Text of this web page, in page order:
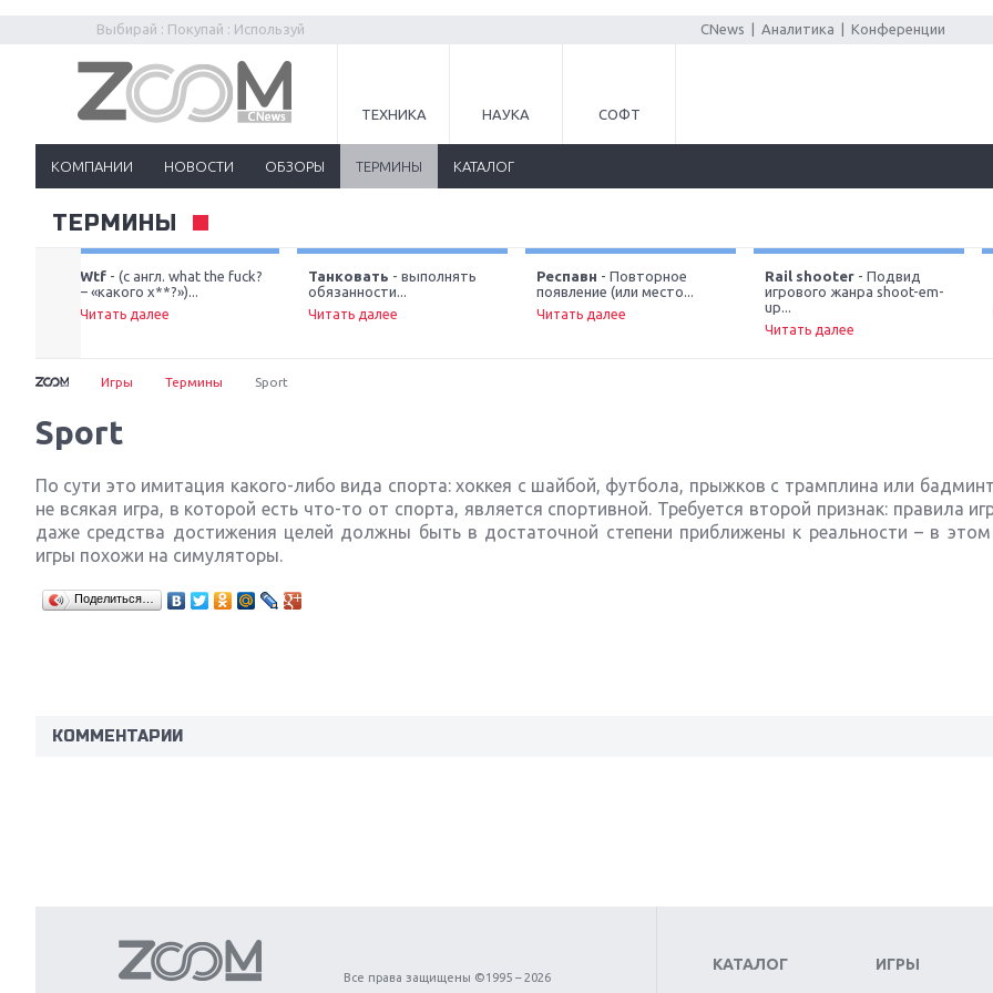
Выбирай : Покупай : Используй CNews Аналитика Конференции
ТЕХНИКА НАУКА СОФТ
КОМПАНИИ НОВОСТИ ОБЗОРЫ ТЕРМИНЫ КАТАЛОГ
ТЕРМИНЫ
Wtf - (c англ. what the fuck?
– «какого х**?»)...
Читать далее
Танковать - выполнять
обязанности...
Читать далее
Респавн - Повторное
появление (или место...
Читать далее
Rail shooter - Подвид
игрового жанра shoot-em-
up...
Читать далее
Игры Термины Sport
Sport
По сути это имитация какого-либо вида спорта: хоккея с шайбой, футбола, прыжков с трамплина или
не всякая игра, в которой есть что-то от спорта, является спортивной. Требуется второй признак: правила
даже средства достижения целей должны быть в достаточной степени приближены к реальности – в
игры похожи на симуляторы.
Поделиться…
КОММЕНТАРИИ
Все права защищены ©1995 – 2026
КАТАЛОГ ИГРЫ